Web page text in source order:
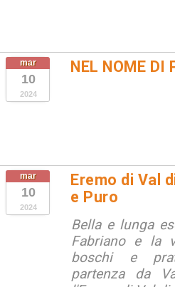
mar
10
2024
NEL NOME DI
mar
10
2024
Eremo di Val
e Puro
Bella e lunga
Fabriano e la
boschi e
partenza da